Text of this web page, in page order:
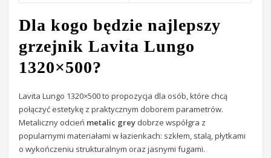
Dla kogo będzie najlepszy
grzejnik Lavita Lungo
1320×500?
Lavita Lungo 1320×500 to propozycja dla osób, które chcą
połączyć estetykę z praktycznym doborem parametrów.
Metaliczny odcień metalic grey dobrze współgra z
popularnymi materiałami w łazienkach: szkłem, stalą, płytkami
o wykończeniu strukturalnym oraz jasnymi fugami.